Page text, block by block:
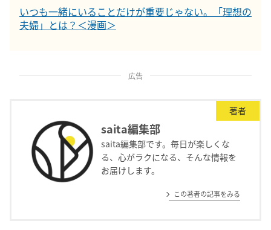
いつも一緒にいることだけが重要じゃない。「理想の
夫婦」とは？＜漫画＞
広告
著者
saita編集部
saita編集部です。毎日が楽しくな
る、心がラクになる、そんな情報を
お届けします。
この著者の記事をみる